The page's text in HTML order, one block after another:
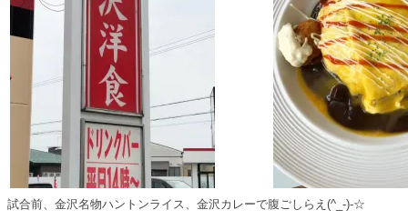
試合前、金沢名物ハントンライス、金沢カレーで腹ごしらえ(^_-)-☆